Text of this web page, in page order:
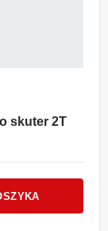
skuter 2T